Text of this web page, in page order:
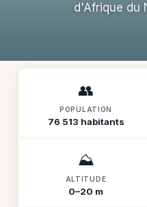
d'Afrique du
👥
POPULATION
76 513 habitants
⛰️
ALTITUDE
0–20 m